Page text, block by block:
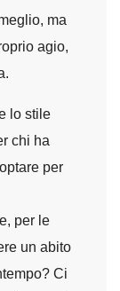
ma
agio,
lo stile
chi ha
per
per le
un abito
Ci